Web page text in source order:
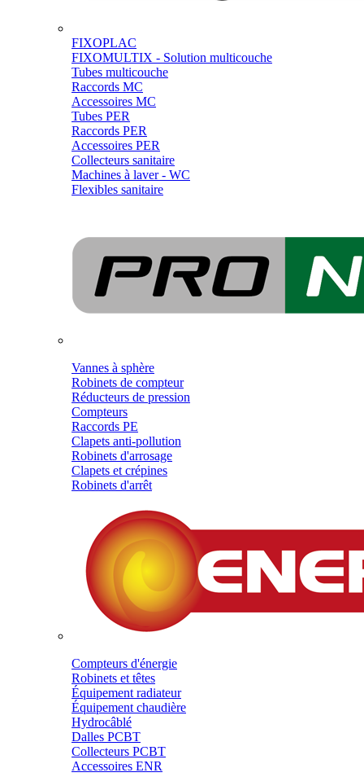
FIXOPLAC
FIXOMULTIX - Solution multicouche
Tubes multicouche
Raccords MC
Accessoires MC
Tubes PER
Raccords PER
Accessoires PER
Collecteurs sanitaire
Machines à laver - WC
Flexibles sanitaire
Vannes à sphère
Robinets de compteur
Réducteurs de pression
Compteurs
Raccords PE
Clapets anti-pollution
Robinets d'arrosage
Clapets et crépines
Robinets d'arrêt
Compteurs d'énergie
Robinets et têtes
Équipement radiateur
Équipement chaudière
Hydrocâblé
Dalles PCBT
Collecteurs PCBT
Accessoires ENR